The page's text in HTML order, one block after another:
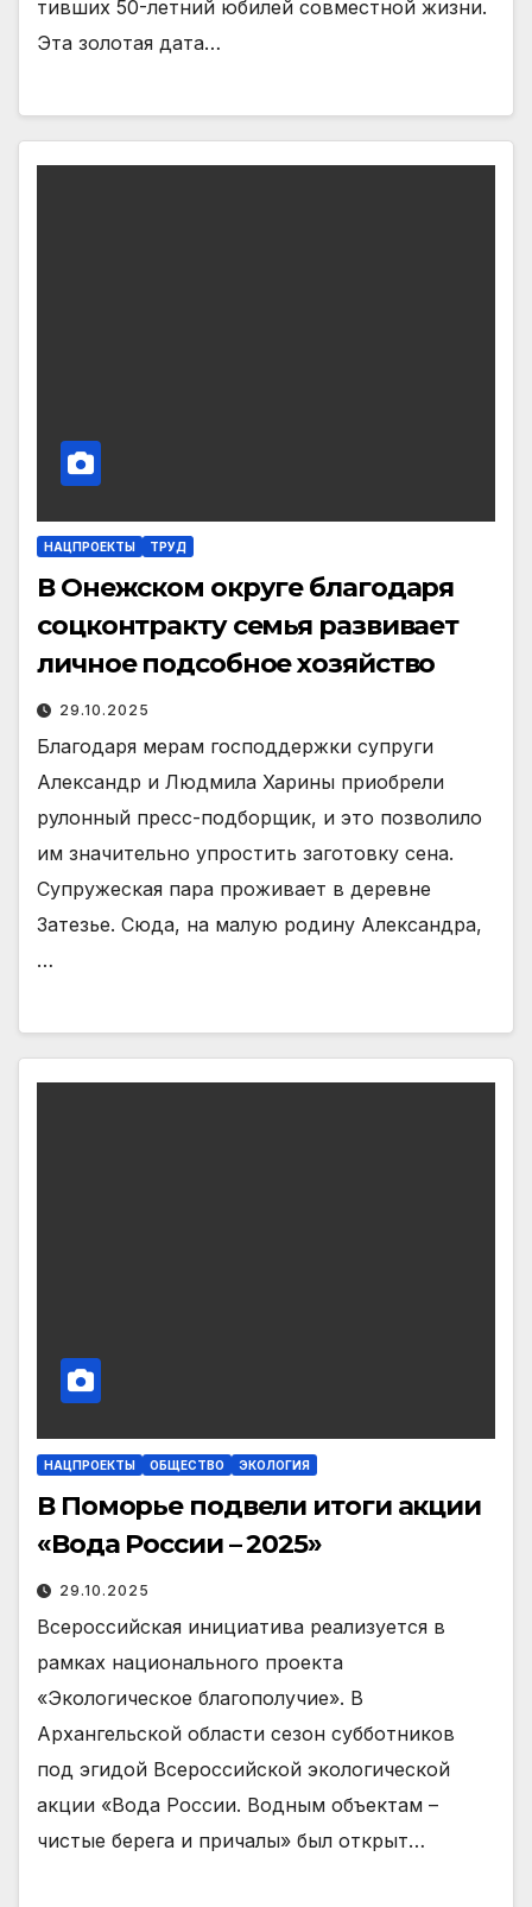
тивших 50-летний юбилей совместной жизни.
Эта золотая дата…
НАЦПРОЕКТЫ ТРУД
В Онежском округе благодаря
соцконтракту семья развивает
личное подсобное хозяйство
29.10.2025
Благодаря мерам господдержки супруги
Александр и Людмила Харины приобрели
рулонный пресс-подборщик, и это позволило
им значительно упростить заготовку сена.
Супружеская пара проживает в деревне
Затезье. Сюда, на малую родину Александра,
…
НАЦПРОЕКТЫ ОБЩЕСТВО ЭКОЛОГИЯ
В Поморье подвели итоги акции
«Вода России – 2025»
29.10.2025
Всероссийская инициатива реализуется в
рамках национального проекта
«Экологическое благополучие». В
Архангельской области сезон субботников
под эгидой Всероссийской экологической
акции «Вода России. Водным объектам –
чистые берега и причалы» был открыт…